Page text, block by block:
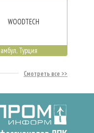
WOODTECH
Турция
Смотреть все